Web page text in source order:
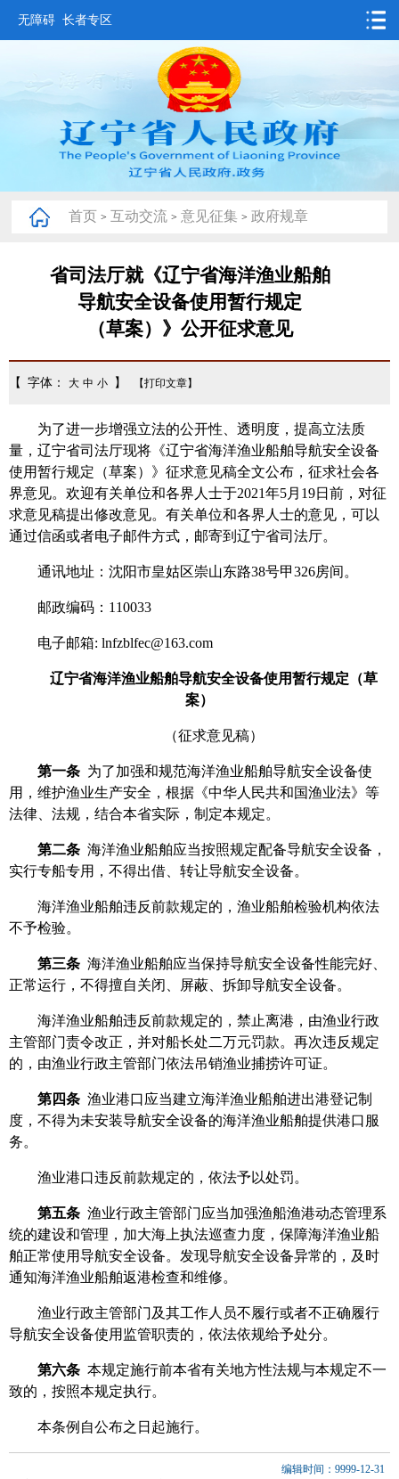
无障碍 长者专区
要闻动态
政务公开
互动交流
省情概况
首页 > 互动交流 > 意见征集 > 政府规章
省司法厅就《辽宁省海洋渔业船舶
导航安全设备使用暂行规定
（草案）》公开征求意见
【 字体： 大 中 小 】 【打印文章】
为了进一步增强立法的公开性、透明度，提高立法质
量，辽宁省司法厅现将《辽宁省海洋渔业船舶导航安全设备
使用暂行规定（草案）》征求意见稿全文公布，征求社会各
界意见。欢迎有关单位和各界人士于2021年5月19日前，对征
求意见稿提出修改意见。有关单位和各界人士的意见，可以
通过信函或者电子邮件方式，邮寄到辽宁省司法厅。
通讯地址：沈阳市皇姑区崇山东路38号甲326房间。
邮政编码：110033
电子邮箱: lnfzblfec@163.com
辽宁省海洋渔业船舶导航安全设备使用暂行规定（草
案）
（征求意见稿）
第一条 为了加强和规范海洋渔业船舶导航安全设备使
用，维护渔业生产安全，根据《中华人民共和国渔业法》等
法律、法规，结合本省实际，制定本规定。
第二条 海洋渔业船舶应当按照规定配备导航安全设备，
实行专船专用，不得出借、转让导航安全设备。
海洋渔业船舶违反前款规定的，渔业船舶检验机构依法
不予检验。
第三条 海洋渔业船舶应当保持导航安全设备性能完好、
正常运行，不得擅自关闭、屏蔽、拆卸导航安全设备。
海洋渔业船舶违反前款规定的，禁止离港，由渔业行政
主管部门责令改正，并对船长处二万元罚款。再次违反规定
的，由渔业行政主管部门依法吊销渔业捕捞许可证。
第四条 渔业港口应当建立海洋渔业船舶进出港登记制
度，不得为未安装导航安全设备的海洋渔业船舶提供港口服
务。
渔业港口违反前款规定的，依法予以处罚。
第五条 渔业行政主管部门应当加强渔船渔港动态管理系
统的建设和管理，加大海上执法巡查力度，保障海洋渔业船
舶正常使用导航安全设备。发现导航安全设备异常的，及时
通知海洋渔业船舶返港检查和维修。
渔业行政主管部门及其工作人员不履行或者不正确履行
导航安全设备使用监管职责的，依法依规给予处分。
第六条 本规定施行前本省有关地方性法规与本规定不一
致的，按照本规定执行。
本条例自公布之日起施行。
编辑时间：9999-12-31